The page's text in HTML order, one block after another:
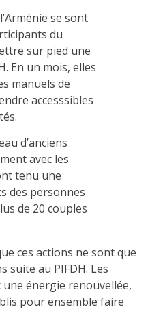
se sont
du
sur pied une
En un mois, elles
manuels de
accesssibles
d’anciens
avec les
tenu une
des personnes
de 20 couples
ces actions ne sont que
suite au PIFDH. Les
énergie renouvellée,
pour ensemble faire